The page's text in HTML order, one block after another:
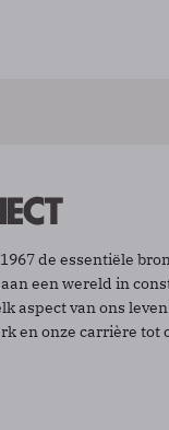
de essentiële
een wereld in
aspect van ons
en onze carrière tot